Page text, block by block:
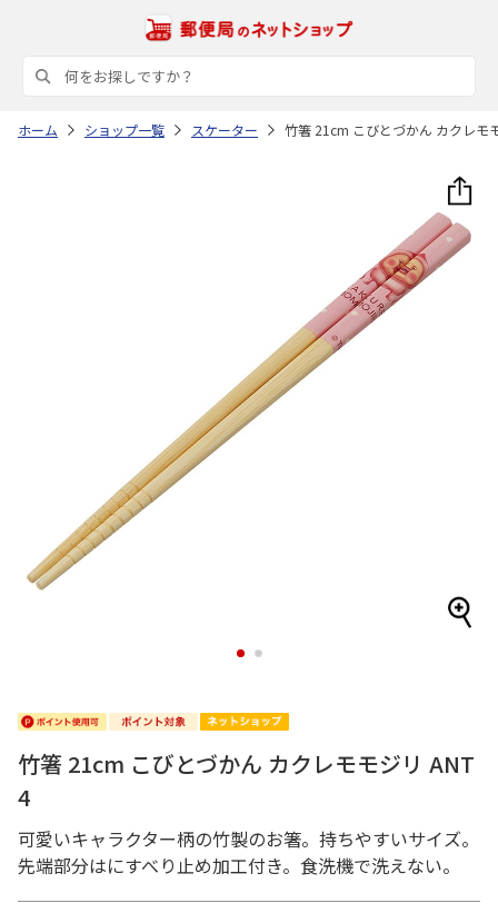
ホーム ショップ一覧 スケーター 竹箸 21cm こびとづかん カクレモ
1 2
竹箸 21cm こびとづかん カクレモモジリ ANT
4
可愛いキャラクター柄の竹製のお箸。持ちやすいサイズ。
先端部分はにすべり止め加工付き。食洗機で洗えない。